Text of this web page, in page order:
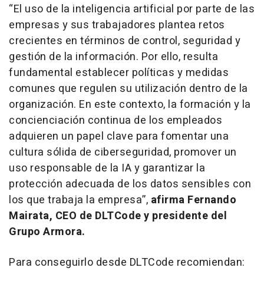
“El uso de la inteligencia artificial por parte de las
empresas y sus trabajadores plantea retos
crecientes en términos de control, seguridad y
gestión de la información. Por ello, resulta
fundamental establecer políticas y medidas
comunes que regulen su utilización dentro de la
organización. En este contexto, la formación y la
concienciación continua de los empleados
adquieren un papel clave para fomentar una
cultura sólida de ciberseguridad, promover un
uso responsable de la IA y garantizar la
protección adecuada de los datos sensibles con
los que trabaja la empresa”, afirma Fernando
Mairata, CEO de DLTCode y presidente del
Grupo Armora.
Para conseguirlo desde DLTCode recomiendan: